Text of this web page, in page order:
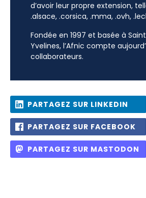
d’avoir leur propre extension,
.alsace, .corsica, .mma, .ovh,
Fondée en 1997 et basée à
Yvelines, l’Afnic compte
collaborateurs.
PARTAGEZ SUR LINKEDIN
PARTAGEZ SUR FACEBOOK
PARTAGEZ SUR MASTODON